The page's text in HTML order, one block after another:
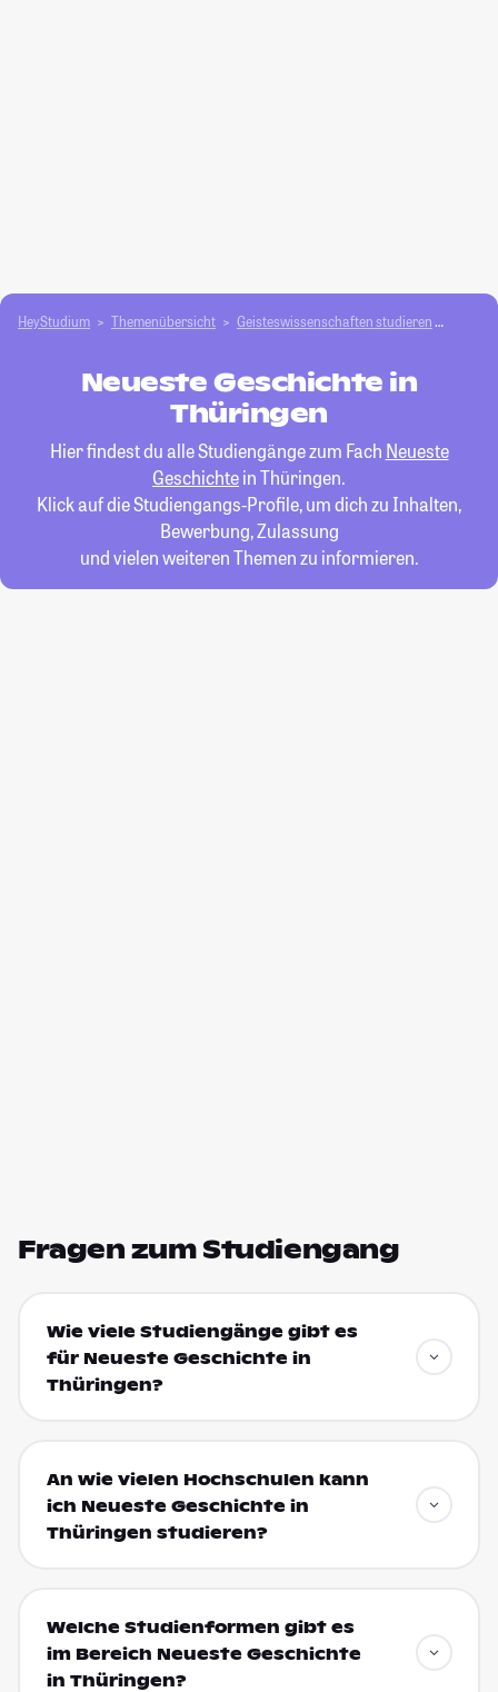
HeyStudium Themenübersicht Geisteswissenschaften studieren
Neueste Geschichte in
Thüringen
Hier findest du alle Studiengänge zum Fach Neueste
Geschichtein Thüringen.
Klick auf die Studiengangs-Profile, um dich zu Inhalten,
Bewerbung, Zulassung
und vielen weiteren Themen zu informieren.
Fragen zum Studiengang
Wie viele Studiengänge gibt es
für Neueste Geschichte in
Thüringen?
An wie vielen Hochschulen kann
ich Neueste Geschichte in
Thüringen studieren?
Welche Studienformen gibt es
im Bereich Neueste Geschichte
in Thüringen?